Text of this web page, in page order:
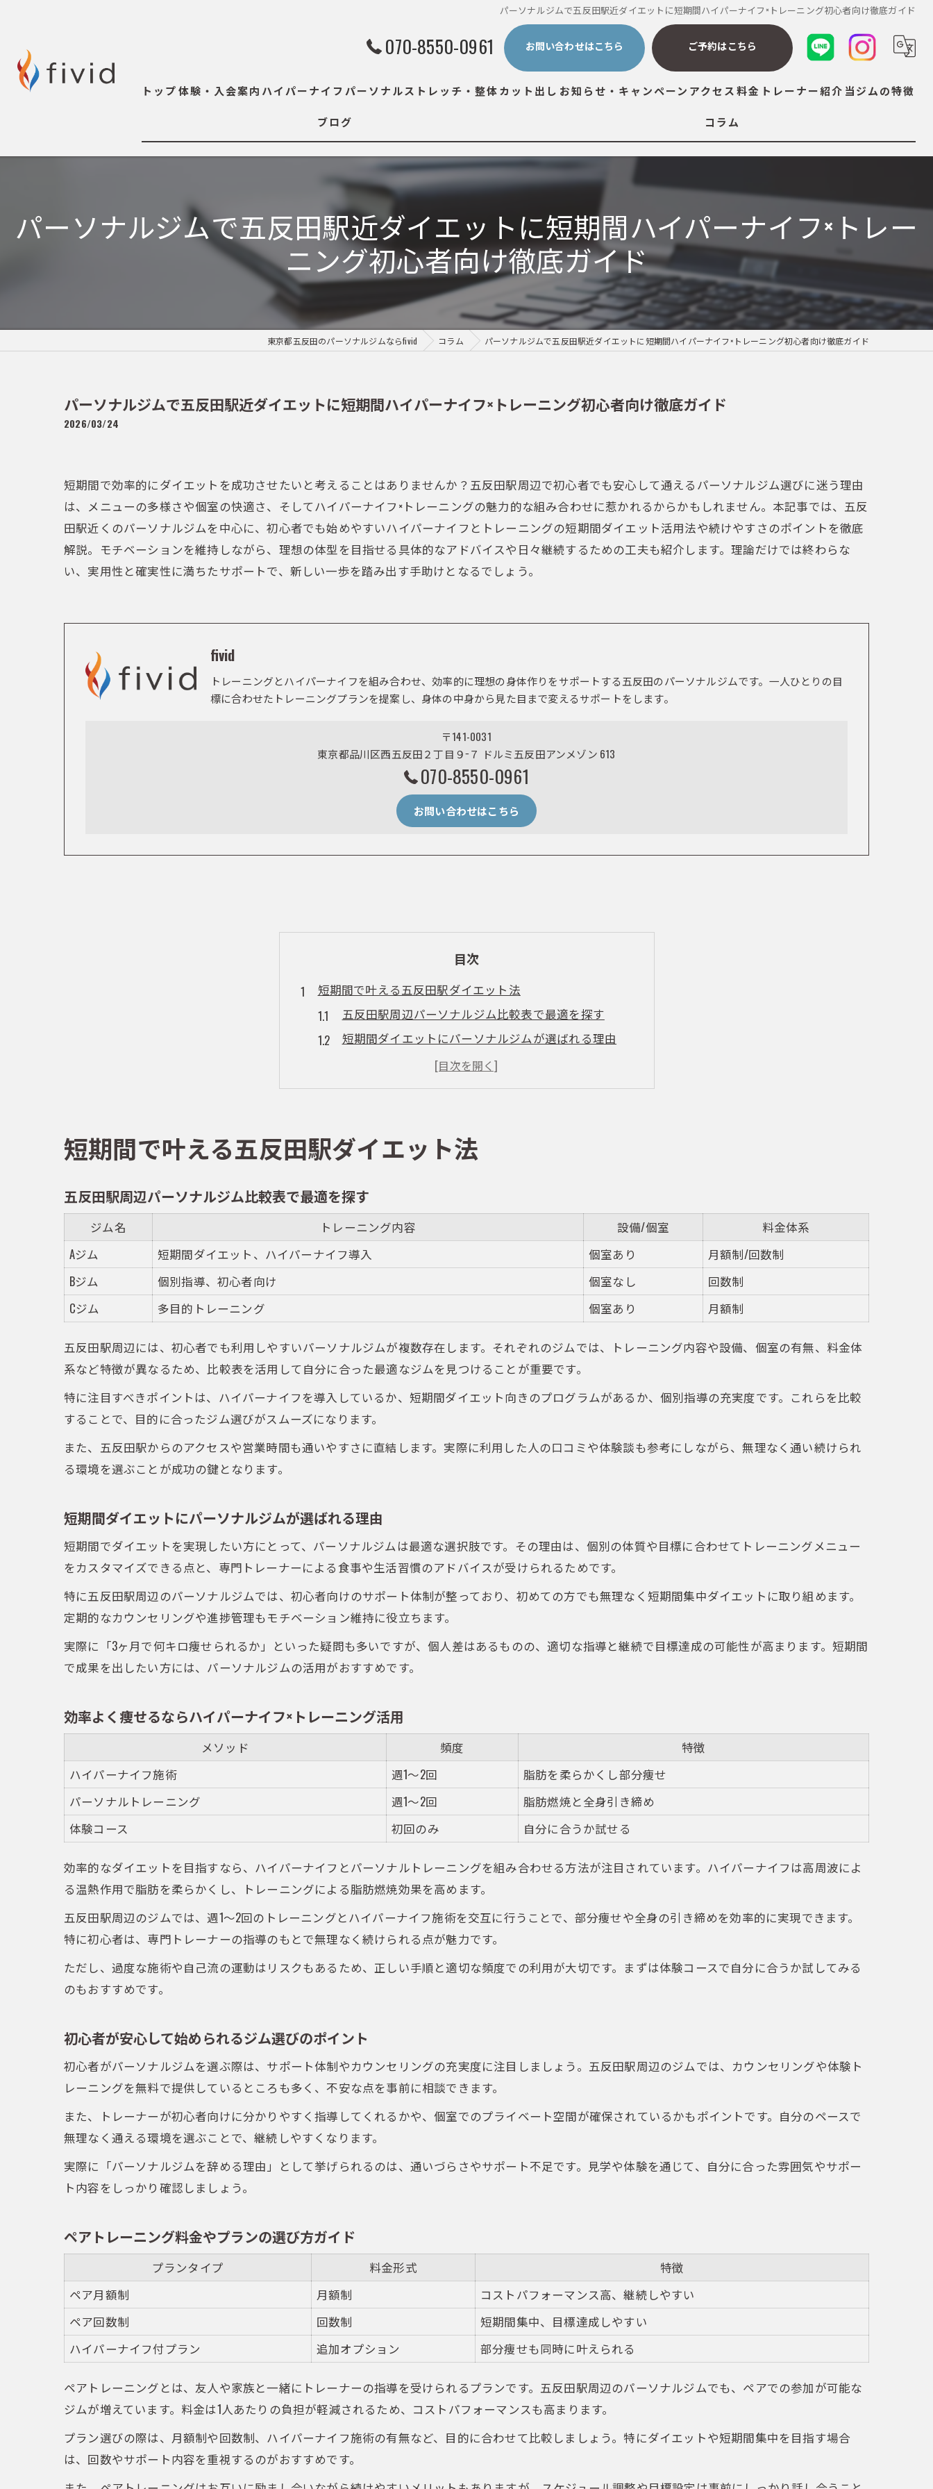
パーソナルジムで五反田駅近ダイエットに短期間ハイパーナイフ×トレーニング初心者向け徹底ガイド
070-8550-0961 お問い合わせはこちら ご予約はこちら
トップ体験・入会案内 ハイパーナイフ パーソナルストレッチ・整体カット出し お知らせ・キャンペーン アクセス料金 トレーナー紹介 当ジムの特徴
ストレッチ
ボディメイク
ボディケア
ブログ コラム
パーソナルジムで五反田駅近ダイエットに短期間ハイパーナイフ×トレー
ニング初心者向け徹底ガイド
東京都五反田のパーソナルジムならfivid コラム パーソナルジムで五反田駅近ダイエットに短期間ハイパーナイフ×トレーニング初心者向け徹底ガイド
パーソナルジムで五反田駅近ダイエットに短期間ハイパーナイフ×トレーニング初心者向け徹底ガイド
2026/03/24
短期間で効率的にダイエットを成功させたいと考えることはありませんか？五反田駅周辺で初心者でも安心して通えるパーソナルジム選びに迷う理由
は、メニューの多様さや個室の快適さ、そしてハイパーナイフ×トレーニングの魅力的な組み合わせに惹かれるからかもしれません。本記事では、五反
田駅近くのパーソナルジムを中心に、初心者でも始めやすいハイパーナイフとトレーニングの短期間ダイエット活用法や続けやすさのポイントを徹底
解説。モチベーションを維持しながら、理想の体型を目指せる具体的なアドバイスや日々継続するための工夫も紹介します。理論だけでは終わらな
い、実用性と確実性に満ちたサポートで、新しい一歩を踏み出す手助けとなるでしょう。
fivid
トレーニングとハイパーナイフを組み合わせ、効率的に理想の身体作りをサポートする五反田のパーソナルジムです。一人ひとりの目
標に合わせたトレーニングプランを提案し、身体の中身から見た目まで変えるサポートをします。
〒141-0031
東京都品川区西五反田２丁目９−７ ドルミ五反田アンメゾン 613
070-8550-0961
お問い合わせはこちら
目次
短期間で叶える五反田駅ダイエット法
五反田駅周辺パーソナルジム比較表で最適を探す
短期間ダイエットにパーソナルジムが選ばれる理由
効率よく痩せるならハイパーナイフ×トレーニング活用
初心者が安心して始められるジム選びのポイント
初心者でも安心なパーソナルジム入門
初めての方へおすすめパーソナルジム体験フロー
パーソナルジムを辞める理由と続けるコツを解説
トレーナーとの相性チェックで失敗しない秘訣
初心者が短期間で効果を実感できる方法まとめ
短期間で変化を実感する組み合わせ活用術
初心者向けハイパーナイフ体験の流れ解説
パーソナルジムで選ぶべきコースのポイント
結果を出すなら五反田駅パーソナルジムが最適
五反田駅周辺パーソナルジム主要プラン比較表
初心者でも安心して続く環境の見極め方
五反田駅利用者の満足ポイント徹底分析
継続しやすいダイエット成功の秘訣を解説
パーソナルジム継続率と成功ポイント一覧
初心者が続けやすいダイエット習慣の作り方
ハイパーナイフ×トレーニングで挫折しない方法
途中で辞める理由と対策を徹底解説
五反田駅周辺で選びたい効率的な減量術
五反田駅パーソナルジムの減量コース比較表
効率重視の短期間ダイエット術を伝授
初心者に最適なプラン選びのポイント
トレーニングと食事指導の組み合わせ方
パーソナルジムと通常ジムの違いを比較
短期間で叶える五反田駅ダイエット法
五反田駅周辺パーソナルジム比較表で最適を探す
ジム名 トレーニング内容 設備/個室
料金体系
Aジム
短期間ダイエット、ハイパーナイフ導入 個室あり
月額制/回数制
Bジム
個別指導、初心者向け 個室なし
回数制
Cジム
多目的トレーニング 個室あり 月額制
五反田駅周辺には、初心者でも利用しやすいパーソナルジムが複数存在します。それぞれのジムでは、トレーニング内容や設備、個室の有無、料金体
系など特徴が異なるため、比較表を活用して自分に合った最適なジムを見つけることが重要です。
特に注目すべきポイントは、ハイパーナイフを導入しているか、短期間ダイエット向きのプログラムがあるか、個別指導の充実度です。これらを比較
することで、目的に合ったジム選びがスムーズになります。
また、五反田駅からのアクセスや営業時間も通いやすさに直結します。実際に利用した人の口コミや体験談も参考にしながら、無理なく通い続けられ
る環境を選ぶことが成功の鍵となります。
短期間ダイエットにパーソナルジムが選ばれる理由
短期間でダイエットを実現したい方にとって、パーソナルジムは最適な選択肢です。その理由は、個別の体質や目標に合わせてトレーニングメニュー
をカスタマイズできる点と、専門トレーナーによる食事や生活習慣のアドバイスが受けられるためです。
特に五反田駅周辺のパーソナルジムでは、初心者向けのサポート体制が整っており、初めての方でも無理なく短期間集中ダイエットに取り組めます。
定期的なカウンセリングや進捗管理もモチベーション維持に役立ちます。
実際に「3ヶ月で何キロ痩せられるか」といった疑問も多いですが、個人差はあるものの、適切な指導と継続で目標達成の可能性が高まります。短期間
で成果を出したい方には、パーソナルジムの活用がおすすめです。
効率よく痩せるならハイパーナイフ×トレーニング活用
メソッド 頻度
特徴
ハイパーナイフ施術
週1～2回
脂肪を柔らかくし部分痩せ
パーソナルトレーニング
週1～2回
脂肪燃焼と全身引き締め
体験コース
初回のみ 自分に合うか試せる
効率的なダイエットを目指すなら、ハイパーナイフとパーソナルトレーニングを組み合わせる方法が注目されています。ハイパーナイフは高周波によ
る温熱作用で脂肪を柔らかくし、トレーニングによる脂肪燃焼効果を高めます。
五反田駅周辺のジムでは、週1～2回のトレーニングとハイパーナイフ施術を交互に行うことで、部分痩せや全身の引き締めを効率的に実現できます。
特に初心者は、専門トレーナーの指導のもとで無理なく続けられる点が魅力です。
ただし、過度な施術や自己流の運動はリスクもあるため、正しい手順と適切な頻度での利用が大切です。まずは体験コースで自分に合うか試してみる
のもおすすめです。
初心者が安心して始められるジム選びのポイント
初心者がパーソナルジムを選ぶ際は、サポート体制やカウンセリングの充実度に注目しましょう。五反田駅周辺のジムでは、カウンセリングや体験ト
レーニングを無料で提供しているところも多く、不安な点を事前に相談できます。
また、トレーナーが初心者向けに分かりやすく指導してくれるかや、個室でのプライベート空間が確保されているかもポイントです。自分のペースで
無理なく通える環境を選ぶことで、継続しやすくなります。
実際に「パーソナルジムを辞める理由」として挙げられるのは、通いづらさやサポート不足です。見学や体験を通じて、自分に合った雰囲気やサポー
ト内容をしっかり確認しましょう。
ペアトレーニング料金やプランの選び方ガイド
プランタイプ 料金形式
特徴
ペア月額制
月額制
コストパフォーマンス高、継続しやすい
ペア回数制
回数制
短期間集中、目標達成しやすい
ハイパーナイフ付プラン
追加オプション 部分痩せも同時に叶えられる
ペアトレーニングとは、友人や家族と一緒にトレーナーの指導を受けられるプランです。五反田駅周辺のパーソナルジムでも、ペアでの参加が可能な
ジムが増えています。料金は1人あたりの負担が軽減されるため、コストパフォーマンスも高まります。
プラン選びの際は、月額制や回数制、ハイパーナイフ施術の有無など、目的に合わせて比較しましょう。特にダイエットや短期間集中を目指す場合
は、回数やサポート内容を重視するのがおすすめです。